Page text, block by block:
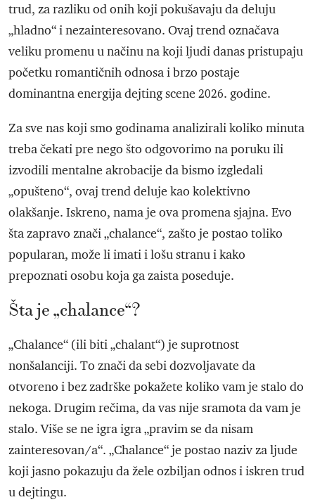
trud, za razliku od onih koji pokušavaju da deluju
„hladno“ i nezainteresovano. Ovaj trend označava
veliku promenu u načinu na koji ljudi danas pristupaju
početku romantičnih odnosa i brzo postaje
dominantna energija dejting scene 2026. godine.
Za sve nas koji smo godinama analizirali koliko minuta
treba čekati pre nego što odgovorimo na poruku ili
izvodili mentalne akrobacije da bismo izgledali
„opušteno“, ovaj trend deluje kao kolektivno
olakšanje. Iskreno, nama je ova promena sjajna. Evo
šta zapravo znači „chalance“, zašto je postao toliko
popularan, može li imati i lošu stranu i kako
prepoznati osobu koja ga zaista poseduje.
Šta je „chalance“?
„Chalance“ (ili biti „chalant“) je suprotnost
nonšalanciji. To znači da sebi dozvoljavate da
otvoreno i bez zadrške pokažete koliko vam je stalo do
nekoga. Drugim rečima, da vas nije sramota da vam je
stalo. Više se ne igra igra „pravim se da nisam
zainteresovan/a“. „Chalance“ je postao naziv za ljude
koji jasno pokazuju da žele ozbiljan odnos i iskren trud
u dejtingu.